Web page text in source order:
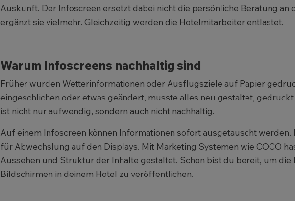
Auskunft. Der Infoscreen ersetzt dabei nicht die persönliche Beratung an
ergänzt sie vielmehr. Gleichzeitig werden die Hotelmitarbeiter entlastet.
Warum Infoscreens nachhaltig sind
Früher wurden Wetterinformationen oder Ausflugsziele auf Papier
eingeschlichen oder etwas geändert, musste alles neu gestaltet,
ist nicht nur aufwendig, sondern auch nicht nachhaltig.
Auf einem Infoscreen können Informationen sofort ausgetauscht werden.
für Abwechslung auf den Displays. Mit Marketing Systemen wie COCO
Aussehen und Struktur der Inhalte gestaltet. Schon bist du bereit, um die
Bildschirmen in deinem Hotel zu veröffentlichen.